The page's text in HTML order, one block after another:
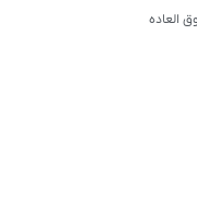
العاده